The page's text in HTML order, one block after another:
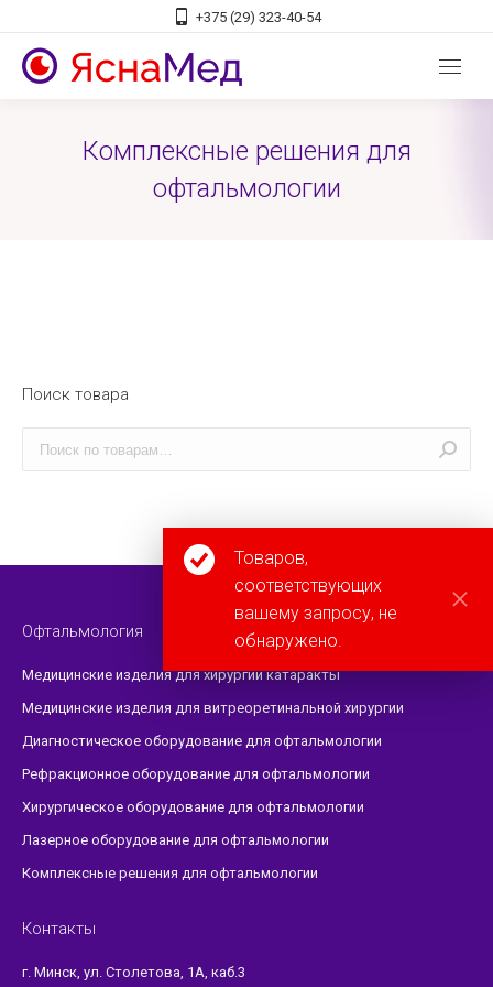
+375 (29) 323-40-54
Комплексные решения для
офтальмологии
Товаров,
соответствующих
вашему запросу, не
обнаружено.
Поиск товара
Офтальмология
Медицинские изделия для хирургии катаракты
Медицинские изделия для витреоретинальной хирургии
Диагностическое оборудование для офтальмологии
Рефракционное оборудование для офтальмологии
Хирургическое оборудование для офтальмологии
Лазерное оборудование для офтальмологии
Комплексные решения для офтальмологии
Контакты
г. Минск, ул. Столетова, 1А, каб.3